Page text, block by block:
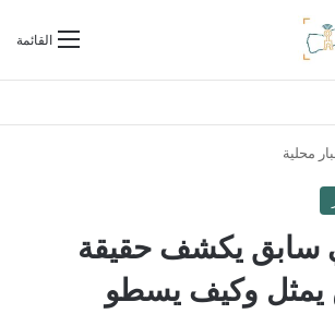
القائمةبحث عن
محلية
سابق يكشف حقيقة
يمثل وكيف يسطو